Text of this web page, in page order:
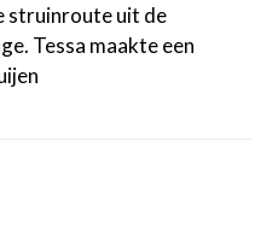
struinroute uit de
Tessa maakte een